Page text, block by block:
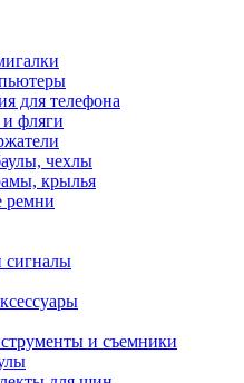
для телефона
фляги
чехлы
крылья
ремни
сигналы
и съемники